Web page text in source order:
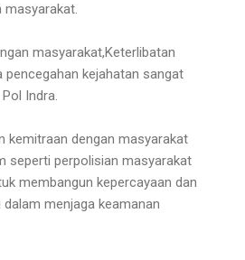
masyarakat.
masyarakat,Keterlibatan
kejahatan sangat
Indra.
kemitraan dengan masyarakat
seperti perpolisian masyarakat
membangun kepercayaan dan
menjaga keamanan